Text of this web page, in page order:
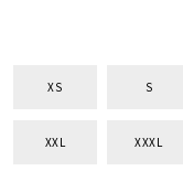
XS S
XXL XXXL